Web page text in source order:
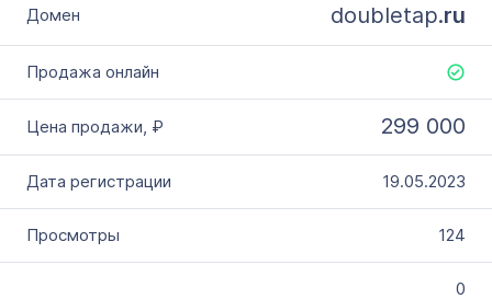
doubletap.ru
299 000
19.05.2023
124
0